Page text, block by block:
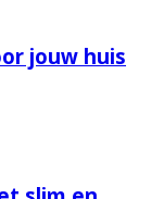
jouw huis